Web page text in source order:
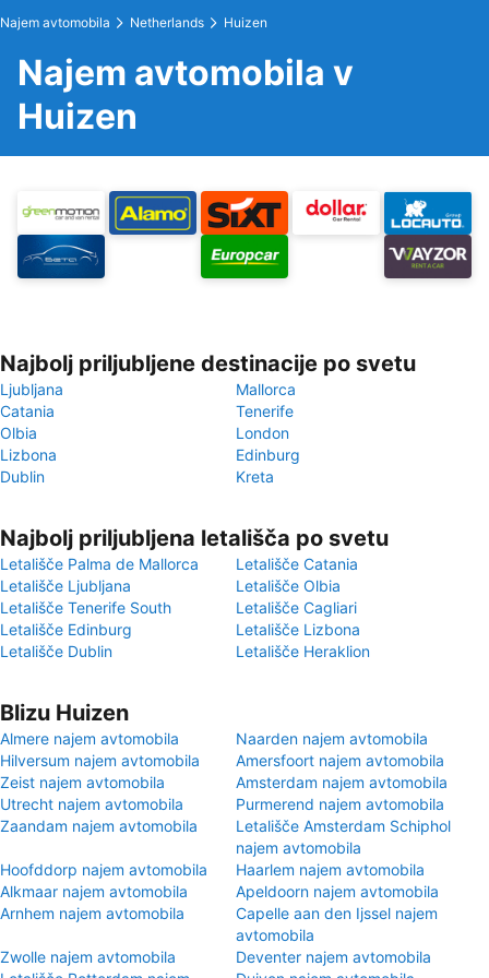
Najem avtomobila Netherlands Huizen
Najem avtomobila v
Huizen
Najbolj priljubljene destinacije po svetu
Ljubljana
Mallorca
Catania
Tenerife
Olbia
London
Lizbona
Edinburg
Dublin
Kreta
Najbolj priljubljena letališča po svetu
Letališče Palma de Mallorca
Letališče Catania
Letališče Ljubljana
Letališče Olbia
Letališče Tenerife South
Letališče Cagliari
Letališče Edinburg
Letališče Lizbona
Letališče Dublin
Letališče Heraklion
Blizu Huizen
Almere najem avtomobila
Naarden najem avtomobila
Hilversum najem avtomobila
Amersfoort najem avtomobila
Zeist najem avtomobila
Amsterdam najem avtomobila
Utrecht najem avtomobila
Purmerend najem avtomobila
Zaandam najem avtomobila
Letališče Amsterdam Schiphol
najem avtomobila
Hoofddorp najem avtomobila
Haarlem najem avtomobila
Alkmaar najem avtomobila
Apeldoorn najem avtomobila
Arnhem najem avtomobila
Capelle aan den Ijssel najem
avtomobila
Zwolle najem avtomobila
Deventer najem avtomobila